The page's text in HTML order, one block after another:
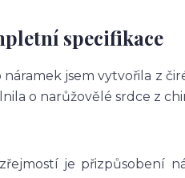
specifikace
náramek jsem vytvořila z
o narůžovělé srdce z
je přizpůsobení